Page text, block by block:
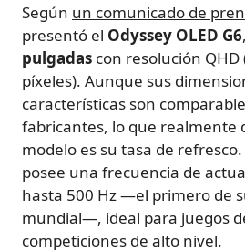
Según un comunicado de
presentó el Odyssey OLED G6
pulgadas con resolución QHD
píxeles). Aunque sus
características son
fabricantes, lo que realmente
modelo es su tasa de refresco.
posee una frecuencia de
hasta 500 Hz —el primero de
mundial—, ideal para juegos
competiciones de alto nivel.